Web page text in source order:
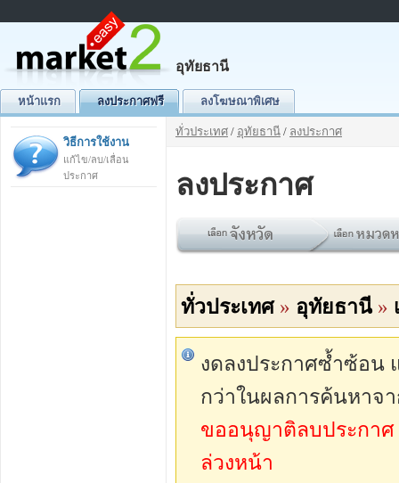
อุทัยธานี
หน้าแรก ลงประกาศฟรี ลงโฆษณาพิเศษ
วิธีการใช้งาน
แก้ไข/ลบ/เลื่อน
ประกาศ
ทั่วประเทศ / อุทัยธานี / ลงประกาศ
ลงประกาศ
ทั่วประเทศ» อุทัยธานี »
งดลงประกาศซ้ำซ้อน
กว่าในผลการค้นหาจา
ขออนุญาติลบประกาศ
ล่วงหน้า